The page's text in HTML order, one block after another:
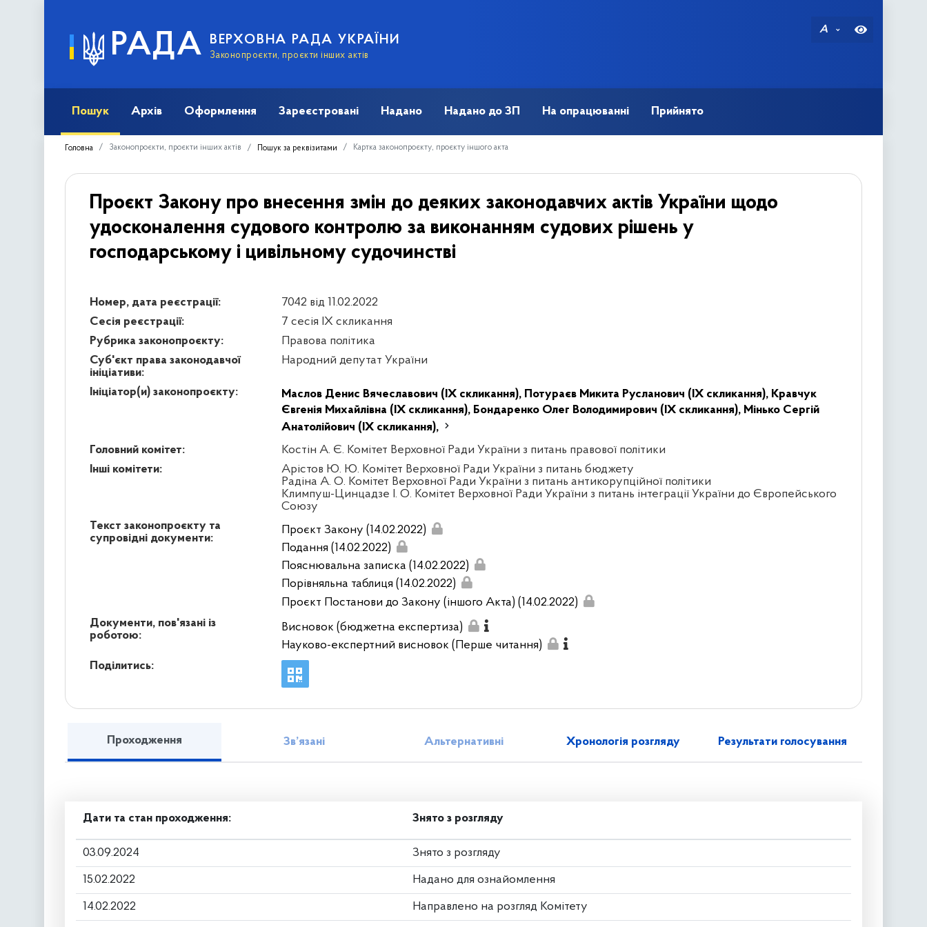
РАДА ВЕРХОВНА РАДА УКРАЇНИ
Законопроєкти, проєкти інших актів
A
Пошук Архів Оформлення Зареєстровані Надано Надано до ЗП На опрацюванні Прийнято
Головна Законопроєкти, проєкти інших актів Пошук за реквізитами Картка законопроєкту, проєкту іншого акта
Проєкт Закону про внесення змін до деяких законодавчих актів України щодо
удосконалення судового контролю за виконанням судових рішень у
господарському і цивільному судочинстві
Номер, дата реєстрації:
7042 від 11.02.2022
Сесія реєстрації:
7 сесія IX скликання
Рубрика законопроєкту:
Правова політика
Суб'єкт права законодавчої
ініціативи:
Народний депутат України
Ініціатор(и) законопроєкту: Маслов Денис Вячеславович (IX скликання), Потураєв Микита Русланович (IX скликання), Кравчук
Євгенія Михайлівна (IX скликання), Бондаренко Олег Володимирович (IX скликання), Мінько Сергій
Анатолійович (IX скликання),
Головний комітет:
Костін А. Є. Комітет Верховної Ради України з питань правової політики
Інші комітети:
Арістов Ю. Ю. Комітет Верховної Ради України з питань бюджету
Радіна А. О. Комітет Верховної Ради України з питань антикорупційної політики
Климпуш-Цинцадзе І. О. Комітет Верховної Ради України з питань інтеграції України до Європейського
Союзу
Текст законопроєкту та
супровідні документи:
Проєкт Закону (14.02.2022)
Подання (14.02.2022)
Пояснювальна записка (14.02.2022)
Порівняльна таблиця (14.02.2022)
Проєкт Постанови до Закону (іншого Акта) (14.02.2022)
Документи, пов'язані із
роботою:
Висновок (бюджетна експертиза)
Науково-експертний висновок (Перше читання)
Поділитись:
Проходження Зв’язані Альтернативні Хронологія розгляду Результати голосування
Дати та стан проходження: Знято з розгляду
03.09.2024 Знято з розгляду
15.02.2022 Надано для ознайомлення
14.02.2022 Направлено на розгляд Комітету